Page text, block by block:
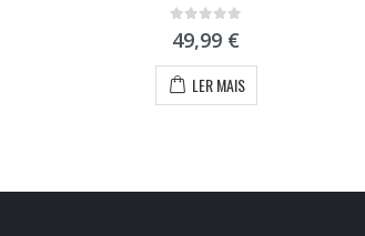
out of 5
49,99 €
LER MAIS